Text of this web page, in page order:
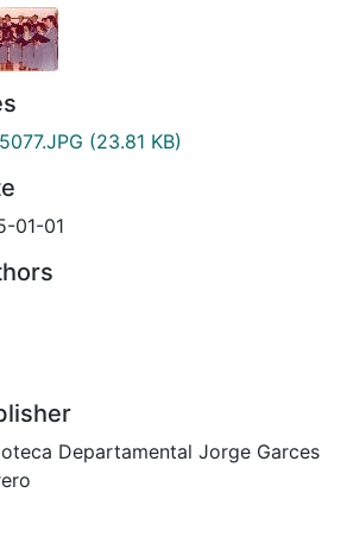
(23.81 KB)
01-01
Departamental Jorge Garces